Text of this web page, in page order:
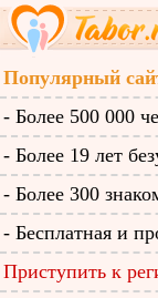
Популярный
- Более 500 000
- Более 19 лет
- Более 300
- Бесплатная и
Приступить к